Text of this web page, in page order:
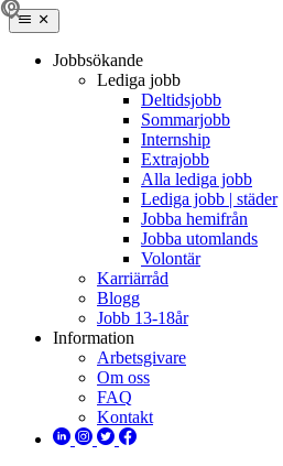
Jobbsökande
Lediga jobb
Deltidsjobb
Sommarjobb
Internship
Extrajobb
Alla lediga jobb
Lediga jobb | städer
Jobba hemifrån
Jobba utomlands
Volontär
Karriärråd
Blogg
Jobb 13-18år
Information
Arbetsgivare
Om oss
FAQ
Kontakt